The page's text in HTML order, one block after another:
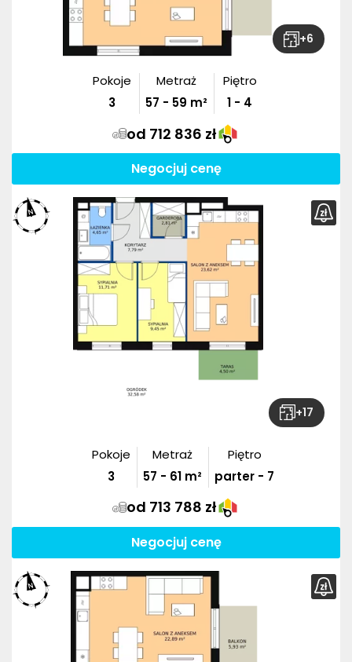
+6
Pokoje
3
Metraż
57 - 59 m²
Piętro
1 - 4
od 712 836 zł
Negocjuj cenę
+17
Pokoje
3
Metraż
57 - 61 m²
Piętro
parter - 7
od 713 788 zł
Negocjuj cenę